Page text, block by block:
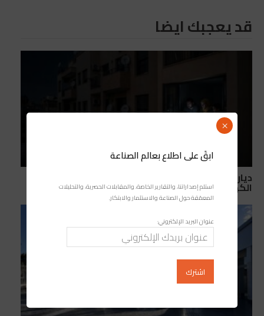
قد يعجبك ايضا
ديار الأندلس ببوسكورة… معاناة يومية مع انقطاعات
الكهرباء والماء بلا سابق إنذار
ابقَ على اطلاع بعالم الصناعة
استلم إصداراتنا، والتقارير الخاصة، والمقابلات الحصرية، والتحليلات
المعمّقة حول الصناعة والاستثمار والابتكار.
عنوان البريد الإلكتروني:
×